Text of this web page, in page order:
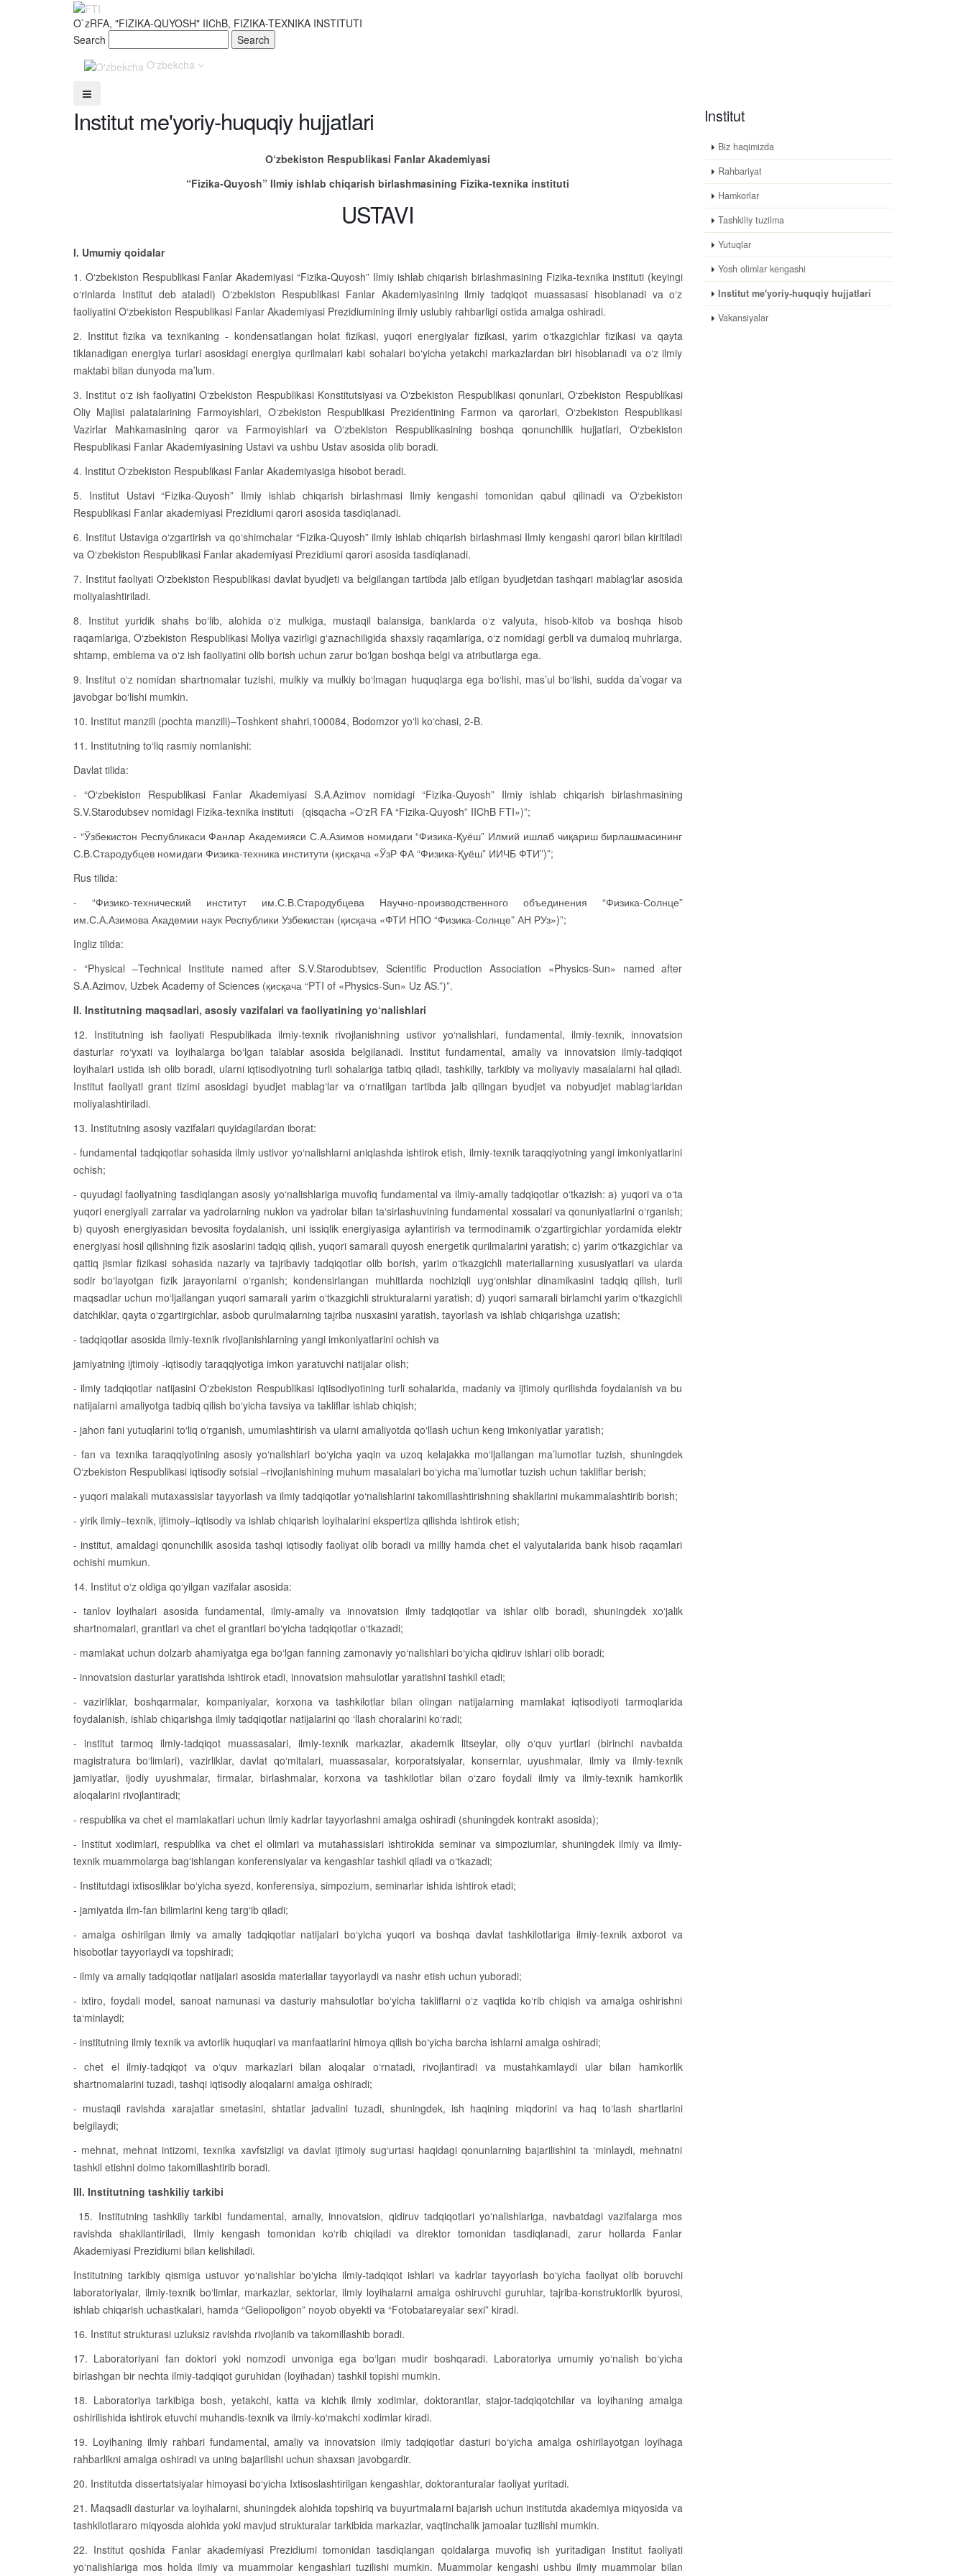
O`zRFA, "FIZIKA-QUYOSH" IIChB, FIZIKA-TEXNIKA INSTITUTI
Search
O'zbekcha
Institut me'yoriy-huquqiy hujjatlari
O‘zbekiston Respublikasi Fanlar Akademiyasi
“Fizika-Quyosh” Ilmiy ishlab chiqarish birlashmasining Fizika-texnika instituti
USTAVI
I. Umumiy qoidalar
1. O‘zbekiston Respublikasi Fanlar Akademiyasi “Fizika-Quyosh” Ilmiy ishlab chiqarish birlashmasining Fizika-texnika instituti (keyingi
o‘rinlarda Institut deb ataladi) O‘zbekiston Respublikasi Fanlar Akademiyasining ilmiy tadqiqot muassasasi hisoblanadi va o‘z
faoliyatini O‘zbekiston Respublikasi Fanlar Akademiyasi Prezidiumining ilmiy uslubiy rahbarligi ostida amalga oshiradi.
2. Institut fizika va texnikaning - kondensatlangan holat fizikasi, yuqori energiyalar fizikasi, yarim o‘tkazgichlar fizikasi va qayta
tiklanadigan energiya turlari asosidagi energiya qurilmalari kabi sohalari bo‘yicha yetakchi markazlardan biri hisoblanadi va o‘z ilmiy
maktabi bilan dunyoda ma’lum.
3. Institut o‘z ish faoliyatini O‘zbekiston Respublikasi Konstitutsiyasi va O‘zbekiston Respublikasi qonunlari, O‘zbekiston Respublikasi
Oliy Majlisi palatalarining Farmoyishlari, O‘zbekiston Respublikasi Prezidentining Farmon va qarorlari, O‘zbekiston Respublikasi
Vazirlar Mahkamasining qaror va Farmoyishlari va O‘zbekiston Respublikasining boshqa qonunchilik hujjatlari, O‘zbekiston
Respublikasi Fanlar Akademiyasining Ustavi va ushbu Ustav asosida olib boradi.
4. Institut O‘zbekiston Respublikasi Fanlar Akademiyasiga hisobot beradi.
5. Institut Ustavi “Fizika-Quyosh” Ilmiy ishlab chiqarish birlashmasi Ilmiy kengashi tomonidan qabul qilinadi va O‘zbekiston
Respublikasi Fanlar akademiyasi Prezidiumi qarori asosida tasdiqlanadi.
6. Institut Ustaviga o‘zgartirish va qo‘shimchalar “Fizika-Quyosh” ilmiy ishlab chiqarish birlashmasi Ilmiy kengashi qarori bilan kiritiladi
va O‘zbekiston Respublikasi Fanlar akademiyasi Prezidiumi qarori asosida tasdiqlanadi.
7. Institut faoliyati O‘zbekiston Respublikasi davlat byudjeti va belgilangan tartibda jalb etilgan byudjetdan tashqari mablag‘lar asosida
moliyalashtiriladi.
8. Institut yuridik shahs bo‘lib, alohida o‘z mulkiga, mustaqil balansiga, banklarda o‘z valyuta, hisob-kitob va boshqa hisob
raqamlariga, O‘zbekiston Respublikasi Moliya vazirligi g‘aznachiligida shaxsiy raqamlariga, o‘z nomidagi gerbli va dumaloq muhrlarga,
shtamp, emblema va o‘z ish faoliyatini olib borish uchun zarur bo‘lgan boshqa belgi va atributlarga ega.
9. Institut o‘z nomidan shartnomalar tuzishi, mulkiy va mulkiy bo‘lmagan huquqlarga ega bo‘lishi, mas’ul bo‘lishi, sudda da’vogar va
javobgar bo‘lishi mumkin.
10. Institut manzili (pochta manzili)–Toshkent shahri,100084, Bodomzor yo‘li ko‘chasi, 2-B.
11. Institutning to‘liq rasmiy nomlanishi:
Davlat tilida:
- “O‘zbekiston Respublikasi Fanlar Akademiyasi S.A.Azimov nomidagi “Fizika-Quyosh” Ilmiy ishlab chiqarish birlashmasining
S.V.Starodubsev nomidagi Fizika-texnika instituti (qisqacha «O‘zR FA “Fizika-Quyosh” IIChB FTI»)”;
- “Ўзбекистон Республикаси Фанлар Академияси С.А.Азимов номидаги “Физика-Қуёш” Илмий ишлаб чиқариш бирлашмасининг
С.В.Стародубцев номидаги Физика-техника институти (қисқача «ЎзР ФА “Физика-Қуёш” ИИЧБ ФТИ”)”;
Rus tilida:
- “Физико-технический институт им.С.В.Стародубцева Научно-производственного объединения “Физика-Солнце”
им.С.А.Азимова Академии наук Республики Узбекистан (қисқача «ФТИ НПО “Физика-Солнце” АН РУз»)”;
Ingliz tilida:
- “Physical –Technical Institute named after S.V.Starodubtsev, Scientific Production Association «Physics-Sun» named after
S.A.Azimov, Uzbek Academy of Sciences (қисқача “PTI of «Physics-Sun» Uz AS.”)”.
II. Institutning maqsadlari, asosiy vazifalari va faoliyatining yo‘nalishlari
12. Institutning ish faoliyati Respublikada ilmiy-texnik rivojlanishning ustivor yo‘nalishlari, fundamental, ilmiy-texnik, innovatsion
dasturlar ro‘yxati va loyihalarga bo‘lgan talablar asosida belgilanadi. Institut fundamental, amaliy va innovatsion ilmiy-tadqiqot
loyihalari ustida ish olib boradi, ularni iqtisodiyotning turli sohalariga tatbiq qiladi, tashkiliy, tarkibiy va moliyaviy masalalarni hal qiladi.
Institut faoliyati grant tizimi asosidagi byudjet mablag‘lar va o‘rnatilgan tartibda jalb qilingan byudjet va nobyudjet mablag‘laridan
moliyalashtiriladi.
13. Institutning asosiy vazifalari quyidagilardan iborat:
- fundamental tadqiqotlar sohasida ilmiy ustivor yo‘nalishlarni aniqlashda ishtirok etish, ilmiy-texnik taraqqiyotning yangi imkoniyatlarini
ochish;
- quyudagi faoliyatning tasdiqlangan asosiy yo‘nalishlariga muvofiq fundamental va ilmiy-amaliy tadqiqotlar o‘tkazish: a) yuqori va o‘ta
yuqori energiyali zarralar va yadrolarning nuklon va yadrolar bilan ta‘sirlashuvining fundamental xossalari va qonuniyatlarini o‘rganish;
b) quyosh energiyasidan bevosita foydalanish, uni issiqlik energiyasiga aylantirish va termodinamik o‘zgartirgichlar yordamida elektr
energiyasi hosil qilishning fizik asoslarini tadqiq qilish, yuqori samarali quyosh energetik qurilmalarini yaratish; c) yarim o‘tkazgichlar va
qattiq jismlar fizikasi sohasida nazariy va tajribaviy tadqiqotlar olib borish, yarim o‘tkazgichli materiallarning xususiyatlari va ularda
sodir bo‘layotgan fizik jarayonlarni o‘rganish; kondensirlangan muhitlarda nochiziqli uyg‘onishlar dinamikasini tadqiq qilish, turli
maqsadlar uchun mo‘ljallangan yuqori samarali yarim o‘tkazgichli strukturalarni yaratish; d) yuqori samarali birlamchi yarim o‘tkazgichli
datchiklar, qayta o‘zgartirgichlar, asbob qurulmalarning tajriba nusxasini yaratish, tayorlash va ishlab chiqarishga uzatish;
- tadqiqotlar asosida ilmiy-texnik rivojlanishlarning yangi imkoniyatlarini ochish va
jamiyatning ijtimoiy -iqtisodiy taraqqiyotiga imkon yaratuvchi natijalar olish;
- ilmiy tadqiqotlar natijasini O‘zbekiston Respublikasi iqtisodiyotining turli sohalarida, madaniy va ijtimoiy qurilishda foydalanish va bu
natijalarni amaliyotga tadbiq qilish bo‘yicha tavsiya va takliflar ishlab chiqish;
- jahon fani yutuqlarini to‘liq o‘rganish, umumlashtirish va ularni amaliyotda qo‘llash uchun keng imkoniyatlar yaratish;
- fan va texnika taraqqiyotining asosiy yo‘nalishlari bo‘yicha yaqin va uzoq kelajakka mo‘ljallangan ma’lumotlar tuzish, shuningdek
O‘zbekiston Respublikasi iqtisodiy sotsial –rivojlanishining muhum masalalari bo‘yicha ma’lumotlar tuzish uchun takliflar berish;
- yuqori malakali mutaxassislar tayyorlash va ilmiy tadqiqotlar yo‘nalishlarini takomillashtirishning shakllarini mukammalashtirib borish;
- yirik ilmiy–texnik, ijtimoiy–iqtisodiy va ishlab chiqarish loyihalarini ekspertiza qilishda ishtirok etish;
- institut, amaldagi qonunchilik asosida tashqi iqtisodiy faoliyat olib boradi va milliy hamda chet el valyutalarida bank hisob raqamlari
ochishi mumkun.
14. Institut o‘z oldiga qo‘yilgan vazifalar asosida:
- tanlov loyihalari asosida fundamental, ilmiy-amaliy va innovatsion ilmiy tadqiqotlar va ishlar olib boradi, shuningdek xo‘jalik
shartnomalari, grantlari va chet el grantlari bo‘yicha tadqiqotlar o‘tkazadi;
- mamlakat uchun dolzarb ahamiyatga ega bo‘lgan fanning zamonaviy yo‘nalishlari bo‘yicha qidiruv ishlari olib boradi;
- innovatsion dasturlar yaratishda ishtirok etadi, innovatsion mahsulotlar yaratishni tashkil etadi;
- vazirliklar, boshqarmalar, kompaniyalar, korxona va tashkilotlar bilan olingan natijalarning mamlakat iqtisodiyoti tarmoqlarida
foydalanish, ishlab chiqarishga ilmiy tadqiqotlar natijalarini qo ‘llash choralarini ko‘radi;
- institut tarmoq ilmiy-tadqiqot muassasalari, ilmiy-texnik markazlar, akademik litseylar, oliy o‘quv yurtlari (birinchi navbatda
magistratura bo‘limlari), vazirliklar, davlat qo‘mitalari, muassasalar, korporatsiyalar, konsernlar, uyushmalar, ilmiy va ilmiy-texnik
jamiyatlar, ijodiy uyushmalar, firmalar, birlashmalar, korxona va tashkilotlar bilan o‘zaro foydali ilmiy va ilmiy-texnik hamkorlik
aloqalarini rivojlantiradi;
- respublika va chet el mamlakatlari uchun ilmiy kadrlar tayyorlashni amalga oshiradi (shuningdek kontrakt asosida);
- Institut xodimlari, respublika va chet el olimlari va mutahassislari ishtirokida seminar va simpoziumlar, shuningdek ilmiy va ilmiy-
texnik muammolarga bag‘ishlangan konferensiyalar va kengashlar tashkil qiladi va o‘tkazadi;
- Institutdagi ixtisosliklar bo‘yicha syezd, konferensiya, simpozium, seminarlar ishida ishtirok etadi;
- jamiyatda ilm-fan bilimlarini keng targ‘ib qiladi;
- amalga oshirilgan ilmiy va amaliy tadqiqotlar natijalari bo‘yicha yuqori va boshqa davlat tashkilotlariga ilmiy-texnik axborot va
hisobotlar tayyorlaydi va topshiradi;
- ilmiy va amaliy tadqiqotlar natijalari asosida materiallar tayyorlaydi va nashr etish uchun yuboradi;
- ixtiro, foydali model, sanoat namunasi va dasturiy mahsulotlar bo‘yicha takliflarni o‘z vaqtida ko‘rib chiqish va amalga oshirishni
ta‘minlaydi;
- institutning ilmiy texnik va avtorlik huquqlari va manfaatlarini himoya qilish bo‘yicha barcha ishlarni amalga oshiradi;
- chet el ilmiy-tadqiqot va o‘quv markazlari bilan aloqalar o‘rnatadi, rivojlantiradi va mustahkamlaydi ular bilan hamkorlik
shartnomalarini tuzadi, tashqi iqtisodiy aloqalarni amalga oshiradi;
- mustaqil ravishda xarajatlar smetasini, shtatlar jadvalini tuzadi, shuningdek, ish haqining miqdorini va haq to‘lash shartlarini
belgilaydi;
- mehnat, mehnat intizomi, texnika xavfsizligi va davlat ijtimoiy sug‘urtasi haqidagi qonunlarning bajarilishini ta ‘minlaydi, mehnatni
tashkil etishni doimo takomillashtirib boradi.
III. Institutning tashkiliy tarkibi
15. Institutning tashkiliy tarkibi fundamental, amaliy, innovatsion, qidiruv tadqiqotlari yo‘nalishlariga, navbatdagi vazifalarga mos
ravishda shakllantiriladi, Ilmiy kengash tomonidan ko‘rib chiqiladi va direktor tomonidan tasdiqlanadi, zarur hollarda Fanlar
Akademiyasi Prezidiumi bilan kelishiladi.
Institutning tarkibiy qismiga ustuvor yo‘nalishlar bo‘yicha ilmiy-tadqiqot ishlari va kadrlar tayyorlash bo‘yicha faoliyat olib boruvchi
laboratoriyalar, ilmiy-texnik bo‘limlar, markazlar, sektorlar, ilmiy loyihalarni amalga oshiruvchi guruhlar, tajriba-konstruktorlik byurosi,
ishlab chiqarish uchastkalari, hamda “Geliopoligon” noyob obyekti va “Fotobatareyalar sexi” kiradi.
16. Institut strukturasi uzluksiz ravishda rivojlanib va takomillashib boradi.
17. Laboratoriyani fan doktori yoki nomzodi unvoniga ega bo‘lgan mudir boshqaradi. Laboratoriya umumiy yo‘nalish bo‘yicha
birlashgan bir nechta ilmiy-tadqiqot guruhidan (loyihadan) tashkil topishi mumkin.
18. Laboratoriya tarkibiga bosh, yetakchi, katta va kichik ilmiy xodimlar, doktorantlar, stajor-tadqiqotchilar va loyihaning amalga
oshirilishida ishtirok etuvchi muhandis-texnik va ilmiy-ko‘makchi xodimlar kiradi.
19. Loyihaning ilmiy rahbari fundamental, amaliy va innovatsion ilmiy tadqiqotlar dasturi bo‘yicha amalga oshirilayotgan loyihaga
rahbarlikni amalga oshiradi va uning bajarilishi uchun shaxsan javobgardir.
20. Institutda dissertatsiyalar himoyasi bo‘yicha Ixtisoslashtirilgan kengashlar, doktoranturalar faoliyat yuritadi.
21. Maqsadli dasturlar va loyihalarni, shuningdek alohida topshiriq va buyurtmalarni bajarish uchun institutda akademiya miqyosida va
tashkilotlararo miqyosda alohida yoki mavjud strukturalar tarkibida markazlar, vaqtinchalik jamoalar tuzilishi mumkin.
22. Institut qoshida Fanlar akademiyasi Prezidiumi tomonidan tasdiqlangan qoidalarga muvofiq ish yuritadigan Institut faoliyati
yo‘nalishlariga mos holda ilmiy va muammolar kengashlari tuzilishi mumkin. Muammolar kengashi ushbu ilmiy muammolar bilan
Institut
Biz haqimizda
Rahbariyat
Hamkorlar
Tashkiliy tuzilma
Yutuqlar
Yosh olimlar kengashi
Institut me'yoriy-huquqiy hujjatlari
Vakansiyalar